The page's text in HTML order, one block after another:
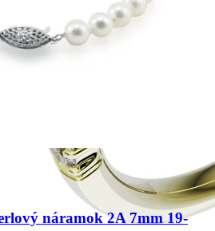
náramok 2A 7mm 19-